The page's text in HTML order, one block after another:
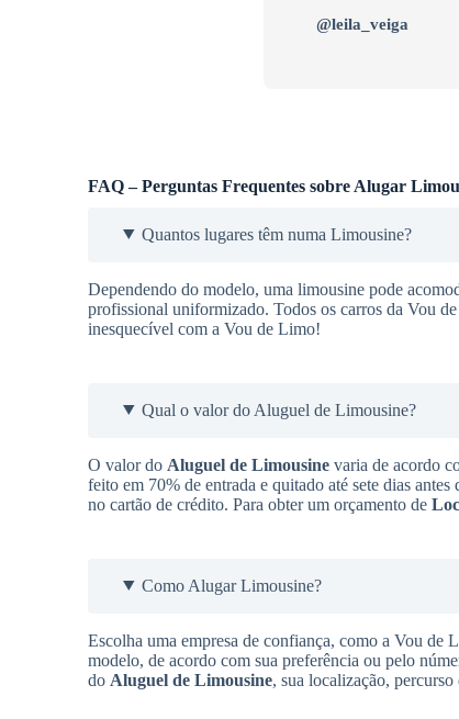
@leila_veiga
FAQ – Perguntas Frequentes sobre Alugar
Quantos lugares têm numa Limousine?
Dependendo do modelo, uma limousine pode
profissional uniformizado. Todos os carros da Vou
inesquecível com a Vou de Limo!
Qual o valor do Aluguel de Limousine?
O valor do Aluguel de Limousine varia de acordo
feito em 70% de entrada e quitado até sete dias
no cartão de crédito. Para obter um orçamento de
Como Alugar Limousine?
Escolha uma empresa de confiança, como a Vou de
modelo, de acordo com sua preferência ou pelo
do Aluguel de Limousine, sua localização,